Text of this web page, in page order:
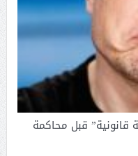
قانونية” قبل محاكمة